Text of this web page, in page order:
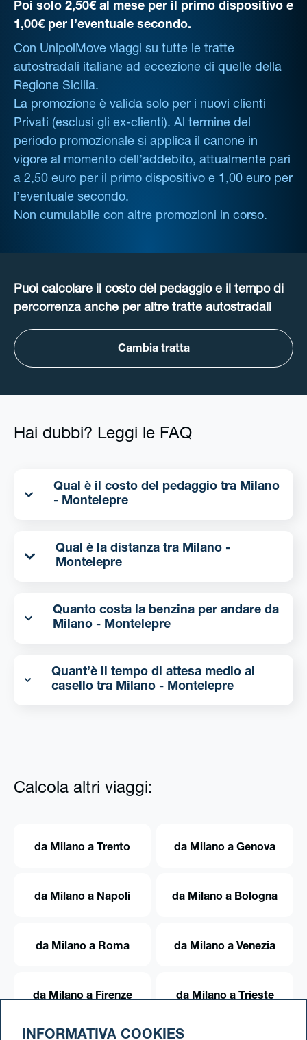
Poi solo 2,50€ al mese per il primo dispositivo e
1,00€ per l’eventuale secondo.
Con UnipolMove viaggi su tutte le tratte
autostradali italiane ad eccezione di quelle della
Regione Sicilia.
La promozione è valida solo per i nuovi clienti
Privati (esclusi gli ex-clienti). Al termine del
periodo promozionale si applica il canone in
vigore al momento dell’addebito, attualmente pari
a 2,50 euro per il primo dispositivo e 1,00 euro per
l’eventuale secondo.
Non cumulabile con altre promozioni in corso.
Puoi calcolare il costo del pedaggio e il tempo di
percorrenza anche per altre tratte autostradali
Cambia tratta
Hai dubbi? Leggi le FAQ
Qual è il costo del pedaggio tra Milano
- Montelepre
Qual è la distanza tra Milano -
Montelepre
Quanto costa la benzina per andare da
Milano - Montelepre
Quant’è il tempo di attesa medio al
casello tra Milano - Montelepre
Calcola altri viaggi:
da Milano a Trento da Milano a Genova
da Milano a Napoli da Milano a Bologna
da Milano a Roma da Milano a Venezia
da Milano a Firenze da Milano a Trieste
INFORMATIVA COOKIES